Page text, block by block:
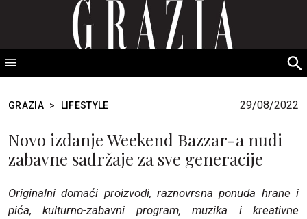
GRAZIA Srbija
GRAZIA > LIFESTYLE 29/08/2022
Novo izdanje Weekend Bazzar-a nudi
zabavne sadržaje za sve generacije
Originalni domaći proizvodi, raznovrsna ponuda hrane i
pića, kulturno-zabavni program, muzika i kreativne